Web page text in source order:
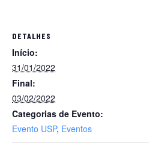
DETALHES
Início:
31/01/2022
Final:
03/02/2022
Categorias de Evento:
Evento USP, Eventos